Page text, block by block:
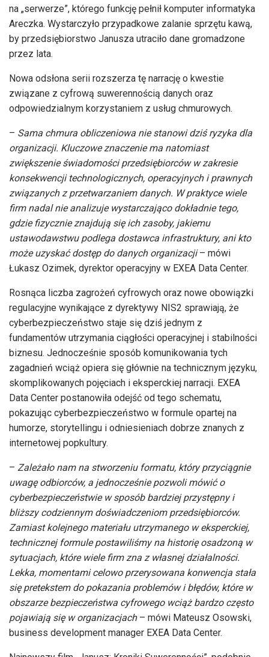
na „serwerze”, którego funkcję pełnił komputer informatyka
Areczka. Wystarczyło przypadkowe zalanie sprzętu kawą,
by przedsiębiorstwo Janusza utraciło dane gromadzone
przez lata.
Nowa odsłona serii rozszerza tę narrację o kwestie
związane z cyfrową suwerennością danych oraz
odpowiedzialnym korzystaniem z usług chmurowych.
– Sama chmura obliczeniowa nie stanowi dziś ryzyka dla
organizacji. Kluczowe znaczenie ma natomiast
zwiększenie świadomości przedsiębiorców w zakresie
konsekwencji technologicznych, operacyjnych i prawnych
związanych z przetwarzaniem danych. W praktyce wiele
firm nadal nie analizuje wystarczająco dokładnie tego,
gdzie fizycznie znajdują się ich zasoby, jakiemu
ustawodawstwu podlega dostawca infrastruktury, ani kto
może uzyskać dostęp do danych organizacji– mówi
Łukasz Ozimek, dyrektor operacyjny w EXEA Data Center.
Rosnąca liczba zagrożeń cyfrowych oraz nowe obowiązki
regulacyjne wynikające z dyrektywy NIS2 sprawiają, że
cyberbezpieczeństwo staje się dziś jednym z
fundamentów utrzymania ciągłości operacyjnej i stabilności
biznesu. Jednocześnie sposób komunikowania tych
zagadnień wciąż opiera się głównie na technicznym języku,
skomplikowanych pojęciach i eksperckiej narracji. EXEA
Data Center postanowiła odejść od tego schematu,
pokazując cyberbezpieczeństwo w formule opartej na
humorze, storytellingu i odniesieniach dobrze znanych z
internetowej popkultury.
– Zależało nam na stworzeniu formatu, który przyciągnie
uwagę odbiorców, a jednocześnie pozwoli mówić o
cyberbezpieczeństwie w sposób bardziej przystępny i
bliższy codziennym doświadczeniom przedsiębiorców.
Zamiast kolejnego materiału utrzymanego w eksperckiej,
technicznej formule postawiliśmy na historię osadzoną w
sytuacjach, które wiele firm zna z własnej działalności.
Lekka, momentami celowo przerysowana konwencja stała
się pretekstem do pokazania problemów i błędów, które w
obszarze bezpieczeństwa cyfrowego wciąż bardzo często
pojawiają się w organizacjach – mówi Mateusz Osowski,
business development manager EXEA Data Center.